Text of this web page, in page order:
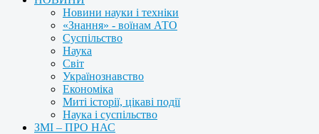
Новини науки і техніки
«Знання» - воїнам АТО
Суспільство
Наука
Світ
Українознавство
Економіка
Миті історії, цікаві події
Наука і суспільство
ЗМІ – ПРО НАС